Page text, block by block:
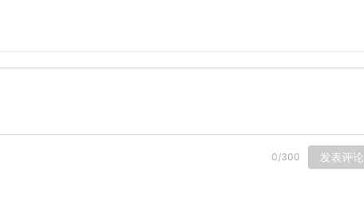
0/300 发表评论